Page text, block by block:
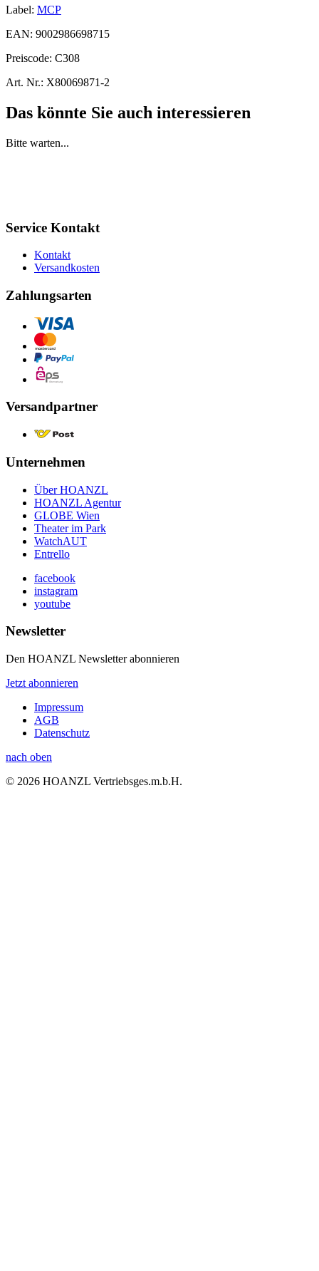
Label: MCP
EAN: 9002986698715
Preiscode: C308
Art. Nr.: X80069871-2
Das könnte Sie auch interessieren
Bitte warten...
Service Kontakt
Kontakt
Versandkosten
Zahlungsarten
Versandpartner
Unternehmen
Über HOANZL
HOANZL Agentur
GLOBE Wien
Theater im Park
WatchAUT
Entrello
facebook
instagram
youtube
Newsletter
Den HOANZL Newsletter abonnieren
Jetzt abonnieren
Impressum
AGB
Datenschutz
nach oben
© 2026 HOANZL Vertriebsges.m.b.H.